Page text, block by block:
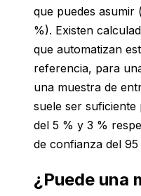
que puedes asumir
%). Existen
que automatizan
referencia, para
una muestra de
suele ser
del 5 % y 3 %
de confianza del 95
¿Puede una